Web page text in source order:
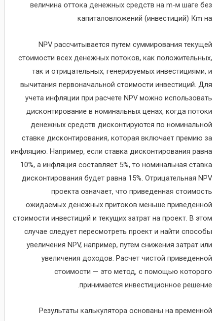
величина оттока денежных средств на m-м шаге без
капиталовложений (инвестиций) Кm на
NPV рассчитывается путем суммирования текущей
стоимости всех денежных потоков, как положительных,
так и отрицательных, генерируемых инвестициями, и
вычитания первоначальной стоимости инвестиций. Для
учета инфляции при расчете NPV можно использовать
дисконтирование в номинальных ценах, когда потоки
денежных средств дисконтируются по номинальной
ставке дисконтирования, которая включает премию за
инфляцию. Например, если ставка дисконтирования равна
10%, а инфляция составляет 5%, то номинальная ставка
дисконтирования будет равна 15%. Отрицательная NPV
проекта означает, что приведенная стоимость
ожидаемых денежных притоков меньше приведенной
стоимости инвестиций и текущих затрат на проект. В этом
случае следует пересмотреть проект и найти способы
увеличения NPV, например, путем снижения затрат или
увеличения доходов. Расчет чистой приведенной
стоимости — это метод, с помощью которого
принимается инвестиционное решение.
Результаты калькулятора основаны на временной